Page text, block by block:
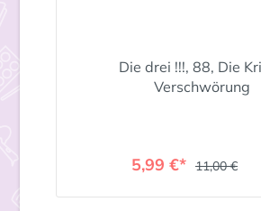
Die drei !!!, 88, Die
Verschwörung
5,99 €* 11,00 €